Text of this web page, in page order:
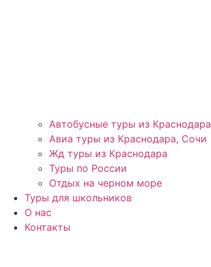
Автобусные туры из Краснодара
Авиа туры из Краснодара, Сочи
Жд туры из Краснодара
Туры по России
Отдых на черном море
Туры для школьников
О нас
Контакты